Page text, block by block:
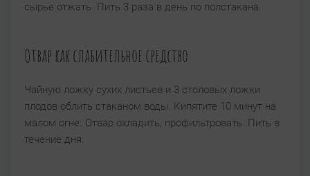
сырье отжать. Пить 3 раза в день по полстакана.
Отвар как слабительное средство
Чайную ложку сухих листьев и 3 столовых ложки
плодов облить стаканом воды. Кипятите 10 минут на
малом огне. Отвар охладить, профильтровать. Пить в
течение дня.